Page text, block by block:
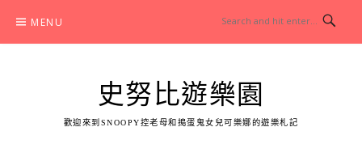
content
MENU
史努比遊樂園
歡迎來到SNOOPY控老母和搗蛋鬼女兒可樂娜的遊樂札記